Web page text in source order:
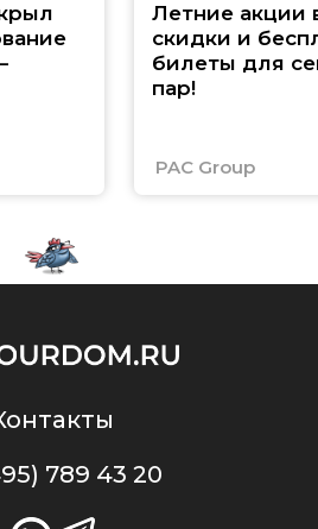
Летние акции
скидки и
билеты для
пар!
PAC Group
789 43 20